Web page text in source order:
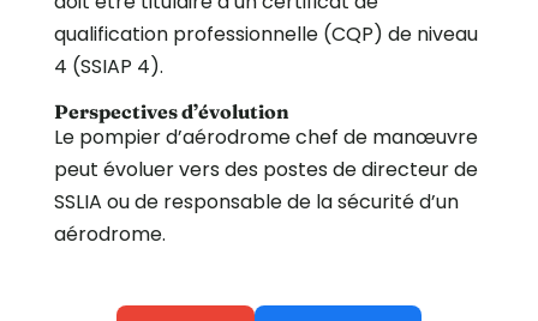
qualification professionnelle (CQP) de niveau
4 (SSIAP 4).
Perspectives d’évolution
Le pompier d’aérodrome chef de manœuvre
peut évoluer vers des postes de directeur de
SSLIA ou de responsable de la sécurité d’un
aérodrome.